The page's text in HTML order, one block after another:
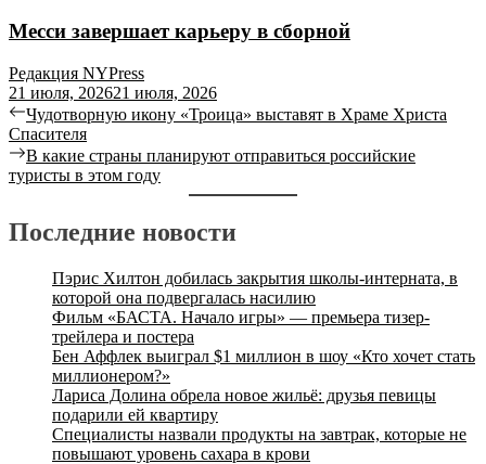
Месси завершает карьеру в сборной
Редакция NYPress
21 июля, 202621 июля, 2026
Чудотворную икону «Троица» выставят в Храме Христа
Спасителя
В какие страны планируют отправиться российские
туристы в этом году
Последние новости
Пэрис Хилтон добилась закрытия школы-интерната, в
которой она подвергалась насилию
Фильм «БАСТА. Начало игры» — премьера тизер-
трейлера и постера
Бен Аффлек выиграл $1 миллион в шоу «Кто хочет стать
миллионером?»
Лариса Долина обрела новое жильё: друзья певицы
подарили ей квартиру
Специалисты назвали продукты на завтрак, которые не
повышают уровень сахара в крови